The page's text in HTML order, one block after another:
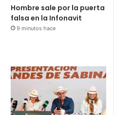
Hombre sale por la puerta
falsa en la Infonavit
9 minutos hace